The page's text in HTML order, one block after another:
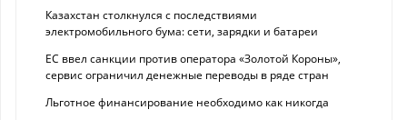
Казахстан столкнулся с последствиями
электромобильного бума: сети, зарядки и батареи
ЕС ввел санкции против оператора «Золотой Короны»,
сервис ограничил денежные переводы в ряде стран
Льготное финансирование необходимо как никогда